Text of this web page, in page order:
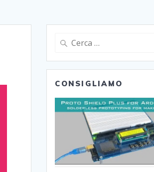
Ricerca
CONSIGLIAMO